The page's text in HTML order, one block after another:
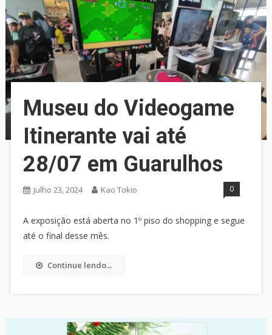
Museu do Videogame
Itinerante vai até
28/07 em Guarulhos
Julho 23, 2024 Kao Tokio 0
A exposição está aberta no 1º piso do shopping e segue
até o final desse mês.
Continue lendo...